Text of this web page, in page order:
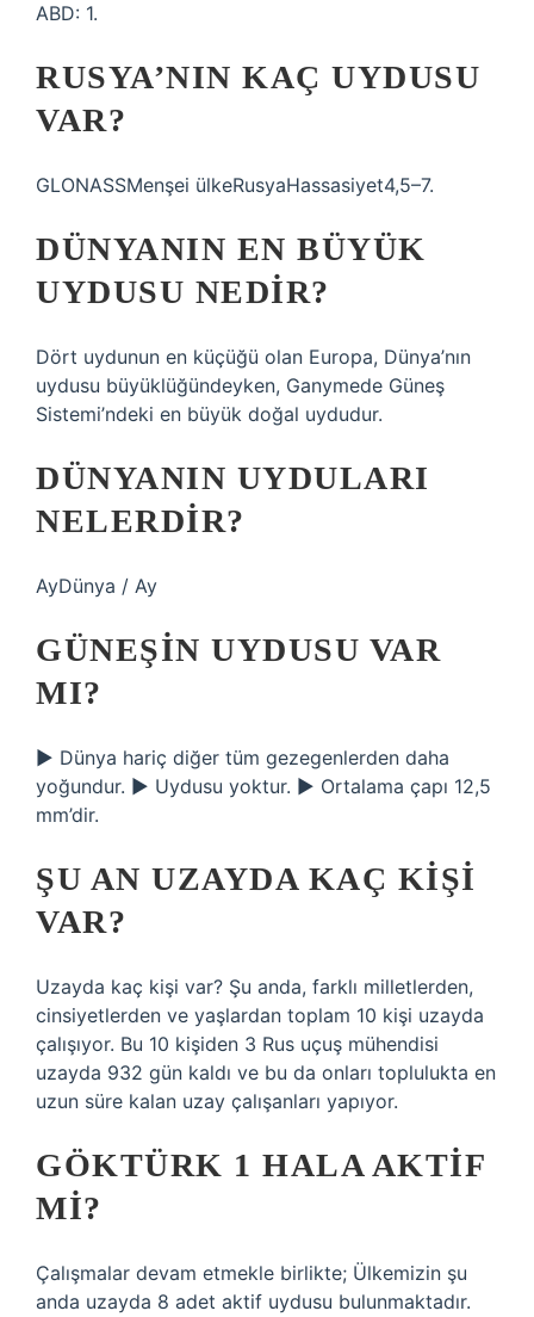
ABD: 1.
RUSYA’NIN KAÇ UYDUSU
VAR?
GLONASSMenşei ülkeRusyaHassasiyet4,5–7.
DÜNYANIN EN BÜYÜK
UYDUSU NEDIR?
Dört uydunun en küçüğü olan Europa, Dünya’nın
uydusu büyüklüğündeyken, Ganymede Güneş
Sistemi’ndeki en büyük doğal uydudur.
DÜNYANIN UYDULARI
NELERDIR?
AyDünya / Ay
GÜNEŞIN UYDUSU VAR
MI?
▶ Dünya hariç diğer tüm gezegenlerden daha
yoğundur. ▶ Uydusu yoktur. ▶ Ortalama çapı 12,5
mm’dir.
ŞU AN UZAYDA KAÇ KIŞI
VAR?
Uzayda kaç kişi var? Şu anda, farklı milletlerden,
cinsiyetlerden ve yaşlardan toplam 10 kişi uzayda
çalışıyor. Bu 10 kişiden 3 Rus uçuş mühendisi
uzayda 932 gün kaldı ve bu da onları toplulukta en
uzun süre kalan uzay çalışanları yapıyor.
GÖKTÜRK 1 HALA AKTIF
MI?
Çalışmalar devam etmekle birlikte; Ülkemizin şu
anda uzayda 8 adet aktif uydusu bulunmaktadır.